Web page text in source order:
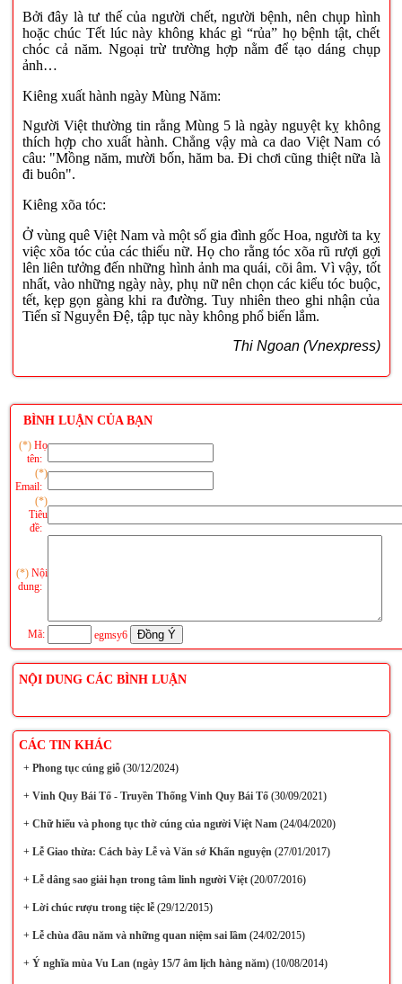
Bởi đây là tư thế của người chết, người bệnh, nên chụp hình
hoặc chúc Tết lúc này không khác gì “rủa” họ bệnh tật, chết
chóc cả năm. Ngoại trừ trường hợp nằm để tạo dáng chụp
ảnh…
Kiêng xuất hành ngày Mùng Năm:
Người Việt thường tin rằng Mùng 5 là ngày nguyệt kỵ không
thích hợp cho xuất hành. Chẳng vậy mà ca dao Việt Nam có
câu: "Mồng năm, mười bốn, hăm ba. Đi chơi cũng thiệt nữa là
đi buôn".
Kiêng xõa tóc:
Ở vùng quê Việt Nam và một số gia đình gốc Hoa, người ta kỵ
việc xõa tóc của các thiếu nữ. Họ cho rằng tóc xõa rũ rượi gợi
lên liên tưởng đến những hình ảnh ma quái, cõi âm. Vì vậy, tốt
nhất, vào những ngày này, phụ nữ nên chọn các kiểu tóc buộc,
tết, kẹp gọn gàng khi ra đường. Tuy nhiên theo ghi nhận của
Tiến sĩ Nguyễn Đệ, tập tục này không phổ biến lắm.
Thi Ngoan (Vnexpress)
BÌNH LUẬN CỦA BẠN
(*) Họ
tên:
(*)
Email:
(*)
Tiêu
đề:
(*) Nội
dung:
Mã: egmsy6
NỘI DUNG CÁC BÌNH LUẬN
CÁC TIN KHÁC
+Phong tục cúng giỗ(30/12/2024)
+Vinh Quy Bái Tổ - Truyền Thống Vinh Quy Bái Tổ(30/09/2021)
+Chữ hiếu và phong tục thờ cúng của người Việt Nam(24/04/2020)
+Lễ Giao thừa: Cách bày Lễ và Văn sớ Khấn nguyện(27/01/2017)
+Lễ dâng sao giải hạn trong tâm linh người Việt(20/07/2016)
+Lời chúc rượu trong tiệc lễ(29/12/2015)
+Lễ chùa đầu năm và những quan niệm sai lầm(24/02/2015)
+Ý nghĩa mùa Vu Lan (ngày 15/7 âm lịch hàng năm)(10/08/2014)